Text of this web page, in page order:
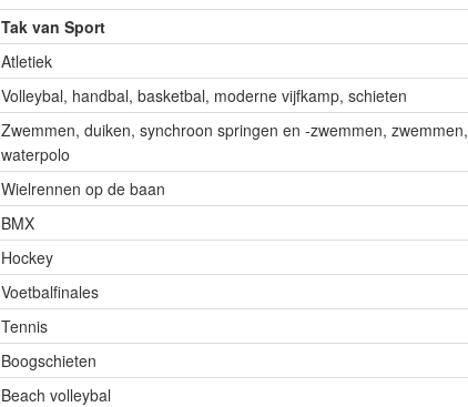
Tak van Sport
Atletiek
Volleybal, handbal, basketbal, moderne vijfkamp, schieten
Zwemmen, duiken, synchroon springen en -zwemmen, zwemmen,
waterpolo
Wielrennen op de baan
BMX
Hockey
Voetbalfinales
Tennis
Boogschieten
Beach volleybal